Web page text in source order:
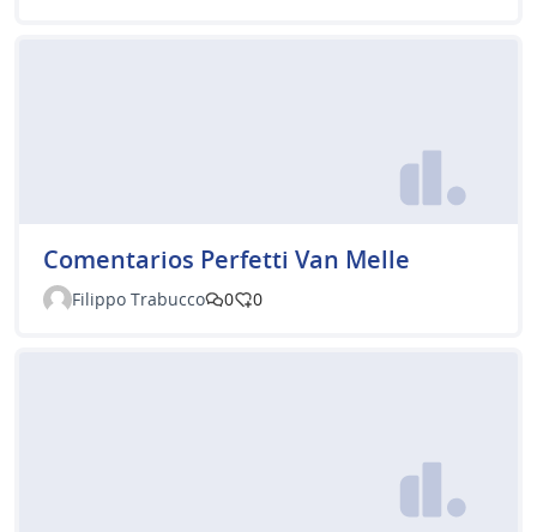
Comentarios Perfetti Van Melle
Filippo Trabucco 0 0